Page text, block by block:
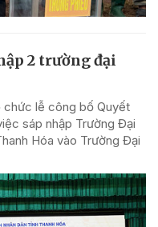
2 trường đại
chức lễ công bố Quyết
sáp nhập Trường Đại
Hóa vào Trường Đại